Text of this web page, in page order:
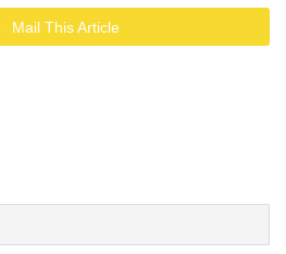
Mail This Article